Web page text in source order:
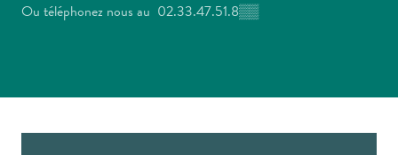
Ou téléphonez nous au 02.33.47.51.8▒▒